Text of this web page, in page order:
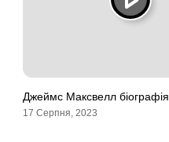
Джеймс Максвелл біографія
17 Серпня, 2023